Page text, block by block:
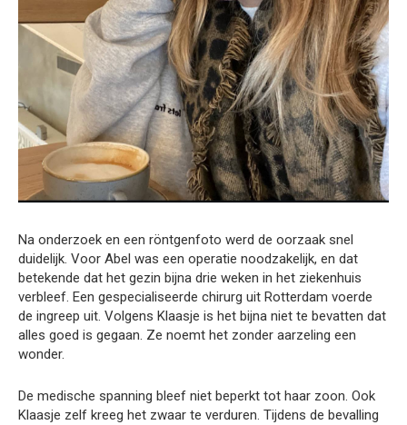
Na onderzoek en een röntgenfoto werd de oorzaak snel
duidelijk. Voor Abel was een operatie noodzakelijk, en dat
betekende dat het gezin bijna drie weken in het ziekenhuis
verbleef. Een gespecialiseerde chirurg uit Rotterdam voerde
de ingreep uit. Volgens Klaasje is het bijna niet te bevatten dat
alles goed is gegaan. Ze noemt het zonder aarzeling een
wonder.
De medische spanning bleef niet beperkt tot haar zoon. Ook
Klaasje zelf kreeg het zwaar te verduren. Tijdens de bevalling